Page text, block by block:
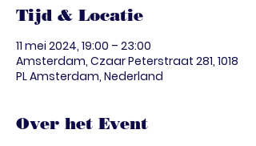
Tijd & Locatie
11 mei 2024, 19:00 – 23:00
Amsterdam, Czaar Peterstraat 281, 1018
PL Amsterdam, Nederland
Over het Event